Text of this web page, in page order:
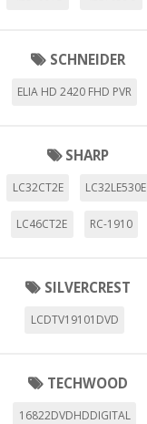
SCHNEIDER
ELIA HD 2420 FHD PVR
SHARP
LC32CT2E LC32LE530E
LC46CT2E RC-1910
SILVERCREST
LCDTV19101DVD
TECHWOOD
16822DVDHDDIGITAL